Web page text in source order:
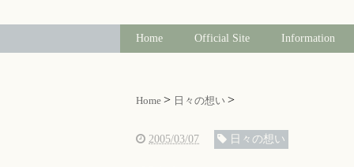
Home Official Site Information
Home 日々の想い
2005/03/07 日々の想い